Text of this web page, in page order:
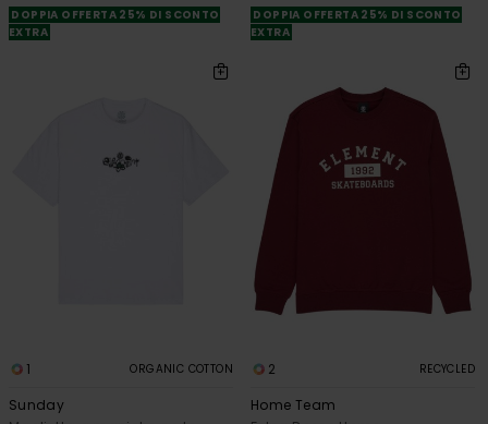
DOPPIA OFFERTA 25% DI SCONTO
EXTRA
DOPPIA OFFERTA 25% DI SCONTO
EXTRA
1 ORGANIC COTTON
Sunday
2 RECYCLED
Home Team